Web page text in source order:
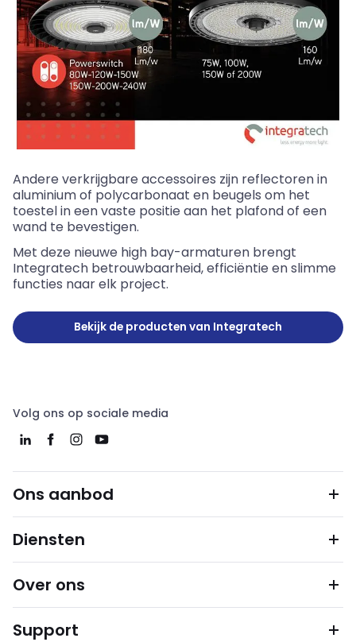
Andere verkrijgbare accessoires zijn reflectoren in
aluminium of polycarbonaat en beugels om het
toestel in een vaste positie aan het plafond of een
wand te bevestigen.
Met deze nieuwe high bay-armaturen brengt
Integratech betrouwbaarheid, efficiëntie en slimme
functies naar elk project.
Bekijk de producten van Integratech
Volg ons op sociale media
Ons aanbod
Diensten
Over ons
Support